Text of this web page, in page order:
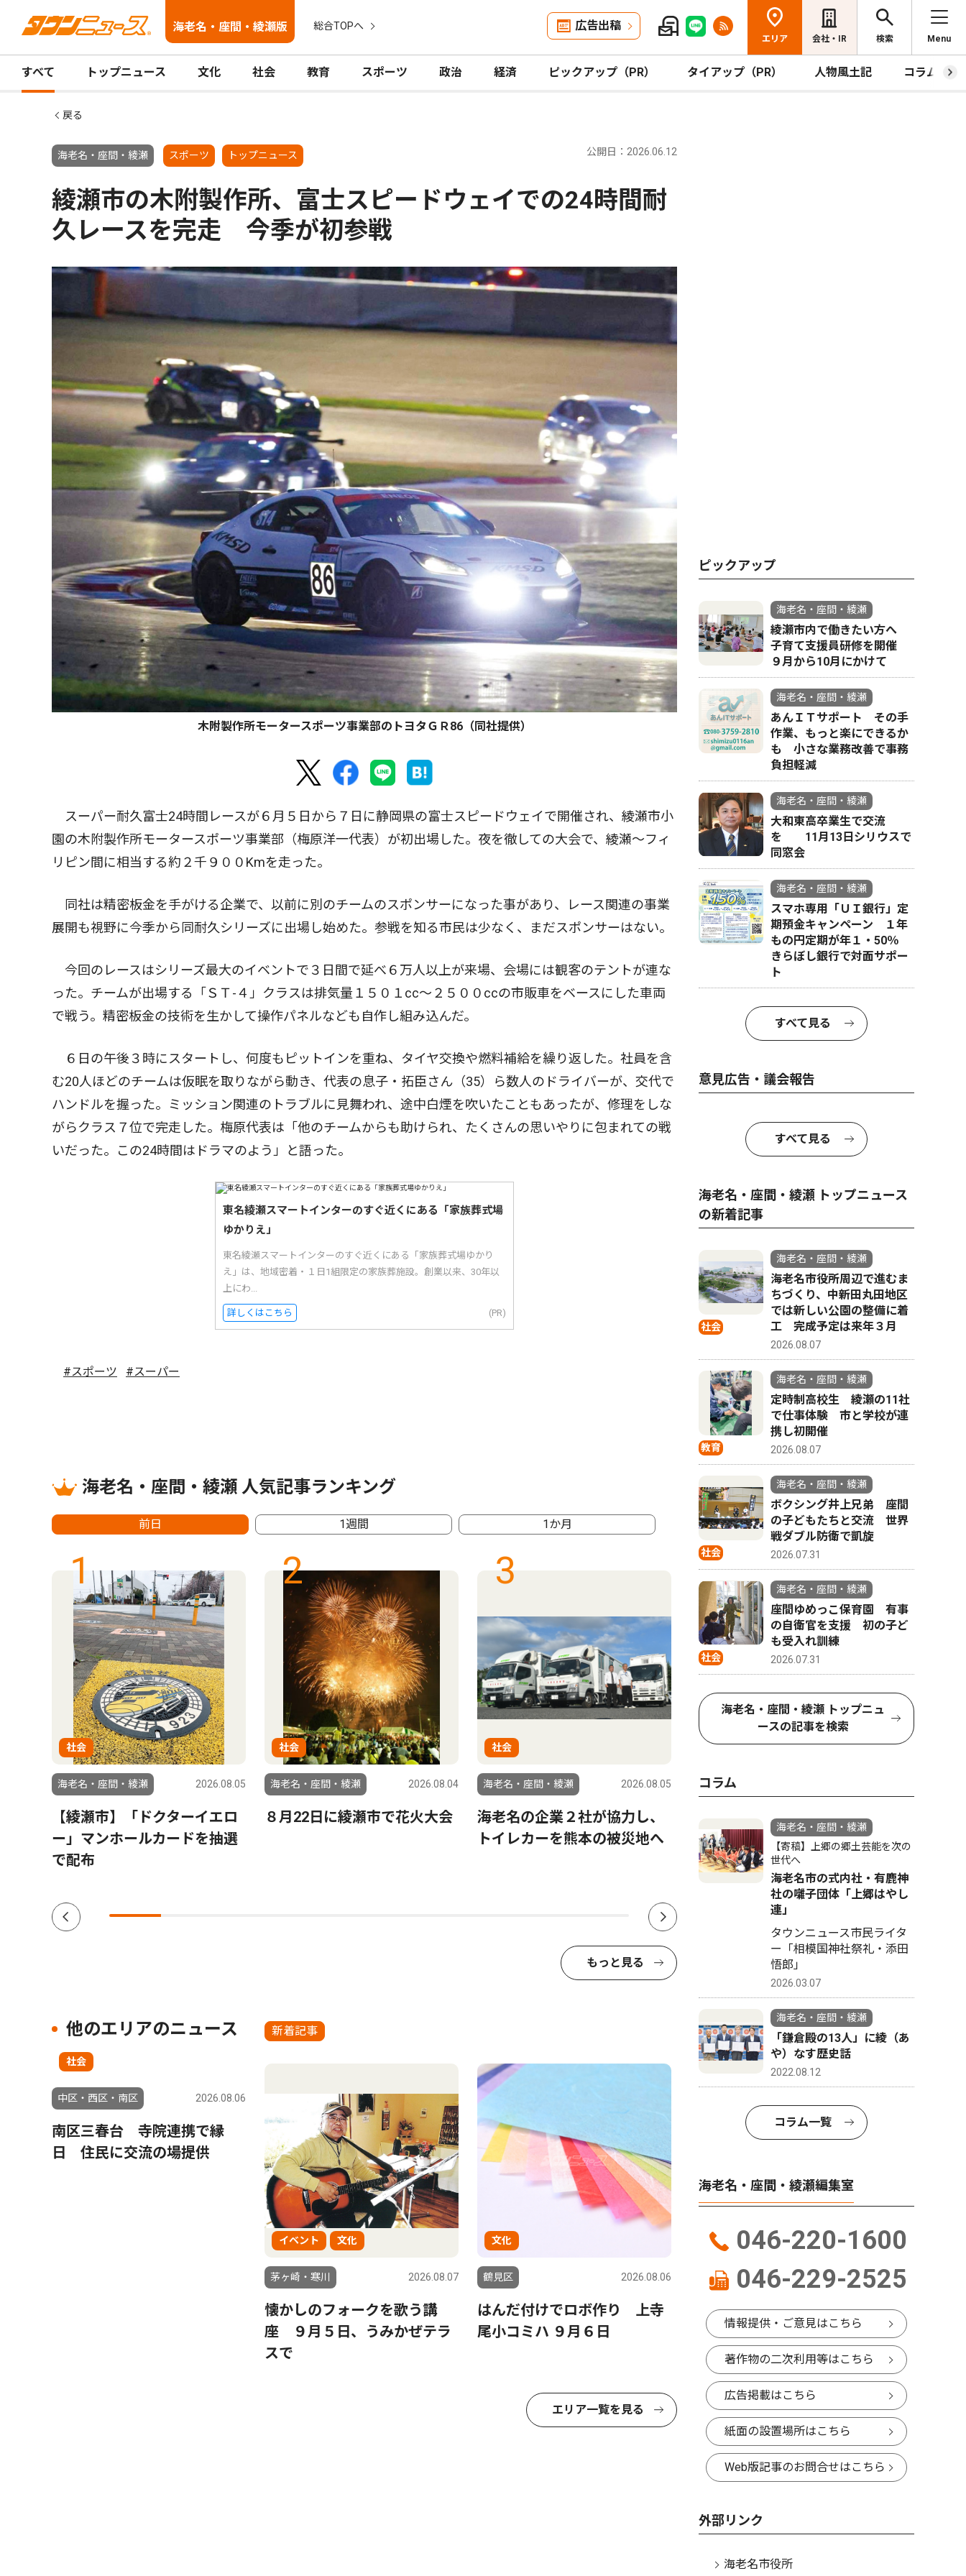
海老名・座間・綾瀬版 総合TOPへ 広告出稿
エリア 会社・IR 検索 Menu
すべて トップニュース 文化 社会 教育 スポーツ 政治 経済 ピックアップ（PR） タイアップ（PR） 人物風土記 コラム
戻る
海老名・座間・綾瀬 スポーツ トップニュース 公開日：2026.06.12
綾瀬市の木附製作所、富士スピードウェイでの24時間耐
久レースを完走 今季が初参戦
木附製作所モータースポーツ事業部のトヨタＧＲ86（同社提供）
スーパー耐久富士24時間レースが６月５日から７日に静岡県の富士スピードウェイで開催され、綾瀬市小
園の木附製作所モータースポーツ事業部（梅原洋一代表）が初出場した。夜を徹しての大会で、綾瀬〜フィ
リピン間に相当する約２千９００Kmを走った。
同社は精密板金を手がける企業で、以前に別のチームのスポンサーになった事があり、レース関連の事業
展開も視野に今季から同耐久シリーズに出場し始めた。参戦を知る市民は少なく、まだスポンサーはない。
今回のレースはシリーズ最大のイベントで３日間で延べ６万人以上が来場、会場には観客のテントが連な
った。チームが出場する「ＳＴ-４」クラスは排気量１５０１cc〜２５００ccの市販車をベースにした車両
で戦う。精密板金の技術を生かして操作パネルなども自作し組み込んだ。
６日の午後３時にスタートし、何度もピットインを重ね、タイヤ交換や燃料補給を繰り返した。社員を含
む20人ほどのチームは仮眠を取りながら動き、代表の息子・拓臣さん（35）ら数人のドライバーが、交代で
ハンドルを握った。ミッション関連のトラブルに見舞われ、途中白煙を吹いたこともあったが、修理をしな
がらクラス７位で完走した。梅原代表は「他のチームからも助けられ、たくさんの思いやりに包まれての戦
いだった。この24時間はドラマのよう」と語った。
東名綾瀬スマートインターのすぐ近くにある「家族葬式場
ゆかりえ」
東名綾瀬スマートインターのすぐ近くにある「家族葬式場ゆかり
え」は、地域密着・１日1組限定の家族葬施設。創業以来、30年以
上にわ...
詳しくはこちら (PR)
#スポーツ #スーパー
海老名・座間・綾瀬 人気記事ランキング
前日 1週間 1か月
1
社会
海老名・座間・綾瀬 2026.08.05
【綾瀬市】「ドクターイエロ
ー」マンホールカードを抽選
で配布
2
社会
海老名・座間・綾瀬 2026.08.04
８月22日に綾瀬市で花火大会
3
社会
海老名・座間・綾瀬 2026.08.05
海老名の企業２社が協力し、
トイレカーを熊本の被災地へ
4
社会
海老名・座間・綾瀬
普段見られない夜景を満喫 ８
月18日から23日まで、高座ク
リーンセンターの展望室を夜
跡で盆踊
もっと見る
他のエリアのニュース 新着記事
社会
中区・西区・南区 2026.08.06
南区三春台 寺院連携で縁
日 住民に交流の場提供
イベント 文化
茅ヶ崎・寒川 2026.08.07
懐かしのフォークを歌う講
座 ９月５日、うみかぜテラ
スで
文化
鶴見区 2026.08.06
はんだ付けでロボ作り 上寺
尾小コミハ ９月６日
エリア一覧を見る
ピックアップ
海老名・座間・綾瀬
綾瀬市内で働きたい方へ
子育て支援員研修を開催
９月から10月にかけて
海老名・座間・綾瀬
あんＩＴサポート その手
作業、もっと楽にできるか
も 小さな業務改善で事務
負担軽減
海老名・座間・綾瀬
大和東高卒業生で交流
を 11月13日シリウスで
同窓会
海老名・座間・綾瀬
スマホ専用「ＵＩ銀行」定
期預金キャンペーン １年
もの円定期が年１・50％
きらぼし銀行で対面サポー
ト
すべて見る
意見広告・議会報告
すべて見る
海老名・座間・綾瀬 トップニュース
の新着記事
社会
海老名・座間・綾瀬
海老名市役所周辺で進むま
ちづくり、中新田丸田地区
では新しい公園の整備に着
工 完成予定は来年３月
2026.08.07
教育
海老名・座間・綾瀬
定時制高校生 綾瀬の11社
で仕事体験 市と学校が連
携し初開催
2026.08.07
社会
海老名・座間・綾瀬
ボクシング井上兄弟 座間
の子どもたちと交流 世界
戦ダブル防衛で凱旋
2026.07.31
社会
海老名・座間・綾瀬
座間ゆめっこ保育園 有事
の自衛官を支援 初の子ど
も受入れ訓練
2026.07.31
海老名・座間・綾瀬 トップニュ
ースの記事を検索
コラム
海老名・座間・綾瀬
【寄稿】上郷の郷土芸能を次の
世代へ
海老名市の式内社・有鹿神
社の囃子団体「上郷はやし
連」
タウンニュース市民ライタ
ー「相模国神社祭礼・添田
悟郎」
2026.03.07
海老名・座間・綾瀬
「鎌倉殿の13人」に綾（あ
や）なす歴史話
2022.08.12
コラム一覧
海老名・座間・綾瀬編集室
046-220-1600
046-229-2525
情報提供・ご意見はこちら
著作物の二次利用等はこちら
広告掲載はこちら
紙面の設置場所はこちら
Web版記事のお問合せはこちら
外部リンク
海老名市役所